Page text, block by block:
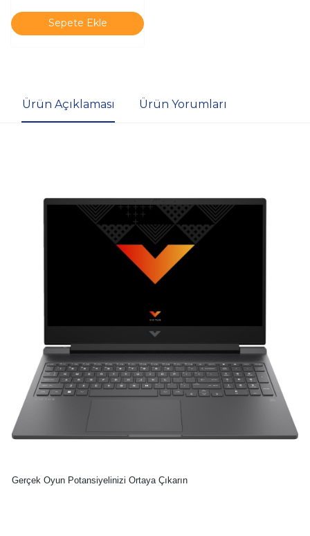
Sepete Ekle
Ürün Açıklaması Ürün Yorumları
Gerçek Oyun Potansiyelinizi Ortaya Çıkarın